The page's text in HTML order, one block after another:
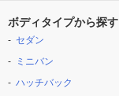
ボディタイプから探す
セダン
ミニバン
ハッチバック